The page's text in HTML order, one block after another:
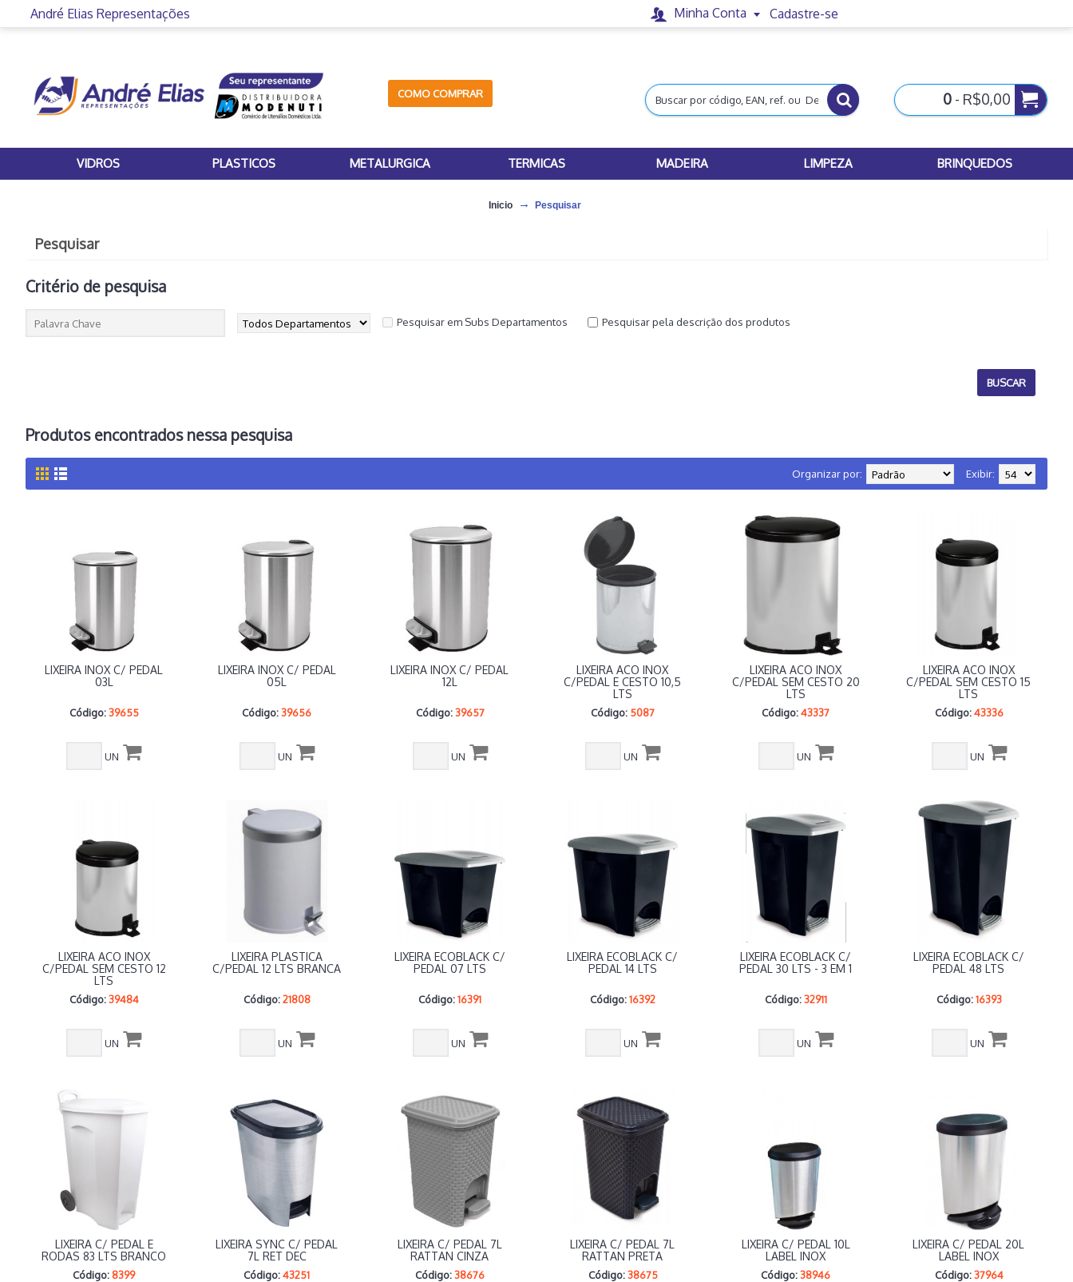
André Elias Representações Minha Conta Cadastre-se
COMO COMPRAR 0 - R$0,00
VIDROS PLASTICOS METALURGICA TERMICAS MADEIRA LIMPEZA BRINQUEDOS
Inicio Pesquisar
Pesquisar
Critério de pesquisa
Pesquisar em Subs Departamentos Pesquisar pela descrição dos produtos
Produtos encontrados nessa pesquisa
Exibir:
Organizar por:
LIXEIRA INOX C/ PEDAL
03L
Código:39655
UN
LIXEIRA INOX C/ PEDAL
05L
Código: 39656
UN
LIXEIRA INOX C/ PEDAL
12L
Código: 39657
UN
LIXEIRA ACO INOX
C/PEDAL E CESTO 10,5
LTS
Código: 5087
UN
LIXEIRA ACO INOX
C/PEDAL SEM CESTO 20
LTS
Código: 43337
UN
LIXEIRA ACO INOX
C/PEDAL SEM CESTO 15
LTS
Código: 43336
UN
LIXEIRA ACO INOX
C/PEDAL SEM CESTO 12
LTS
Código:39484
UN
LIXEIRA PLASTICA
C/PEDAL 12 LTS BRANCA
Código:21808
UN
LIXEIRA ECOBLACK C/
PEDAL 07 LTS
Código:16391
UN
LIXEIRA ECOBLACK C/
PEDAL 14 LTS
Código: 16392
UN
LIXEIRA ECOBLACK C/
PEDAL 30 LTS - 3 EM 1
Código:32911
UN
LIXEIRA ECOBLACK C/
PEDAL 48 LTS
Código: 16393
UN
LIXEIRA C/ PEDAL E
RODAS 83 LTS BRANCO
Código: 8399
LIXEIRA SYNC C/ PEDAL
7L RET DEC
Código: 43251
LIXEIRA C/ PEDAL 7L
RATTAN CINZA
Código:38676
LIXEIRA C/ PEDAL 7L
RATTAN PRETA
Código: 38675
LIXEIRA C/ PEDAL 10L
LABEL INOX
Código: 38946
LIXEIRA C/ PEDAL 20L
LABEL INOX
Código: 37964